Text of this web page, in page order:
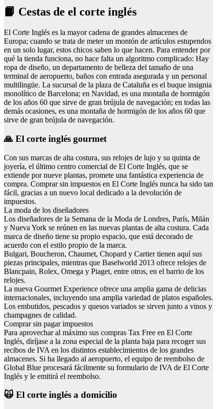
📙 Cestas de el corte inglés
El Corte Inglés es la mayor cadena de grandes almacenes de
Europa; cuando se trata de meter un montón de artículos estupendos
en un solo lugar, estos chicos saben lo que hacen. Para entender por
qué la tienda funciona, no hace falta un algoritmo complicado: Hay
ropa de diseño, un departamento de belleza del tamaño de una
terminal de aeropuerto, baños con entrada asegurada y un personal
multilingüe. La sucursal de la plaza de Cataluña es el buque insignia
monolítico de Barcelona; en Navidad, es una montaña de hormigón
de los años 60 que sirve de gran brújula de navegación; en todas las
demás ocasiones, es una montaña de hormigón de los años 60 que
sirve de gran brújula de navegación.
🙏 El corte inglés gourmet
Con sus marcas de alta costura, sus relojes de lujo y su quinta de
joyería, el último centro comercial de El Corte Inglés, que se
extiende por nueve plantas, promete una fantástica experiencia de
compra. Comprar sin impuestos en El Corte Inglés nunca ha sido tan
fácil, gracias a un nuevo local dedicado a la devolución de
impuestos.
La moda de los diseñadores
Los diseñadores de la Semana de la Moda de Londres, París, Milán
y Nueva York se reúnen en las nuevas plantas de alta costura. Cada
marca de diseño tiene su propio espacio, que está decorado de
acuerdo con el estilo propio de la marca.
Bulgari, Boucheron, Chaumet, Chopard y Cartier tienen aquí sus
piezas principales, mientras que Baselworld 2013 ofrece relojes de
Blancpain, Rolex, Omega y Piaget, entre otros, en el barrio de los
relojes.
La nueva Gourmet Experience ofrece una amplia gama de delicias
internacionales, incluyendo una amplia variedad de platos españoles.
Los embutidos, pescados y quesos variados se sirven junto a vinos y
champagnes de calidad.
Comprar sin pagar impuestos
Para aprovechar al máximo sus compras Tax Free en El Corte
Inglés, diríjase a la zona especial de la planta baja para recoger sus
recibos de IVA en los distintos establecimientos de los grandes
almacenes. Si ha llegado al aeropuerto, el equipo de reembolso de
Global Blue procesará fácilmente su formulario de IVA de El Corte
Inglés y le emitirá el reembolso.
🙀 El corte inglés a domicilio